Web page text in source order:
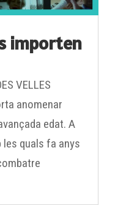
importen
VELLES
anomenar
edat. A
quals fa anys